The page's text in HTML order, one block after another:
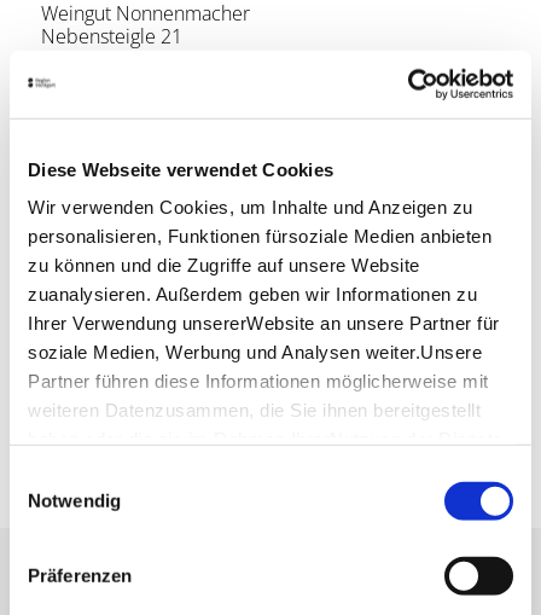
Diese Webseite verwendet Cookies
Wir verwenden Cookies, um Inhalte und Anzeigen zu
personalisieren, Funktionen fürsoziale Medien anbieten
zu können und die Zugriffe auf unsere Website
zuanalysieren. Außerdem geben wir Informationen zu
Ihrer Verwendung unsererWebsite an unsere Partner für
soziale Medien, Werbung und Analysen weiter.Unsere
Partner führen diese Informationen möglicherweise mit
weiteren Datenzusammen, die Sie ihnen bereitgestellt
Impressum
Notwendig
Präferenzen
Weingut Nonnenmacher
Nebensteigle 21
Website:www.weingut-nonnenmacher.de
Planen Sie Ihre Anreise
Verkehrs- und Tarifverbund Stuttgart GmbH
Fahrplanauskunft des VVS
Deutsche Bahn AG
Fahrplanauskunft der DB
Lassen Sie sich inspirieren!